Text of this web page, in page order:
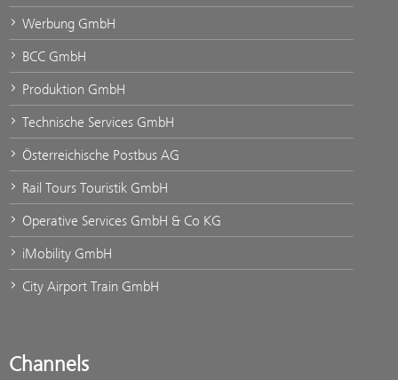
Werbung GmbH
BCC GmbH
Produktion GmbH
Technische Services GmbH
Österreichische Postbus AG
Rail Tours Touristik GmbH
Operative Services GmbH & Co KG
iMobility GmbH
City Airport Train GmbH
Channels